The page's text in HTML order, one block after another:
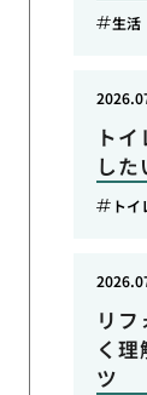
生活
ト
し
トイ
リ
く
ツ